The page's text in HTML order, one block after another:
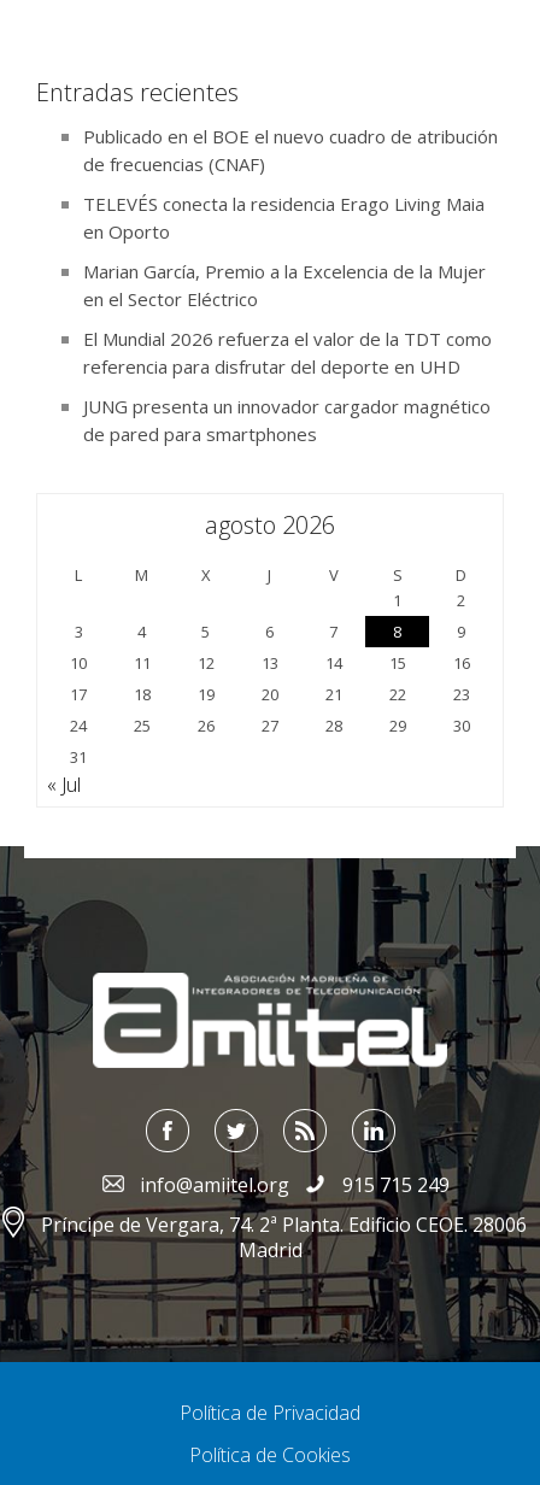
Entradas recientes
Publicado en el BOE el nuevo cuadro de atribución
de frecuencias (CNAF)
TELEVÉS conecta la residencia Erago Living Maia
en Oporto
Marian García, Premio a la Excelencia de la Mujer
en el Sector Eléctrico
El Mundial 2026 refuerza el valor de la TDT como
referencia para disfrutar del deporte en UHD
JUNG presenta un innovador cargador magnético
de pared para smartphones
agosto 2026
L M X J V S
D
1
2
3
4 5 6 7 8
9
10
11 12 13 14 15
16
17
18 19 20 21 22
23
24
25 26 27 28 29
30
31
« Jul
;
info@amiitel.org
915 715 249
Príncipe de Vergara, 74. 2ª Planta. Edificio CEOE. 28006
Madrid
Política de Privacidad
Política de Cookies